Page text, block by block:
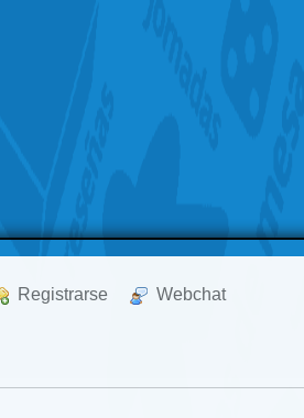
Registrarse Webchat